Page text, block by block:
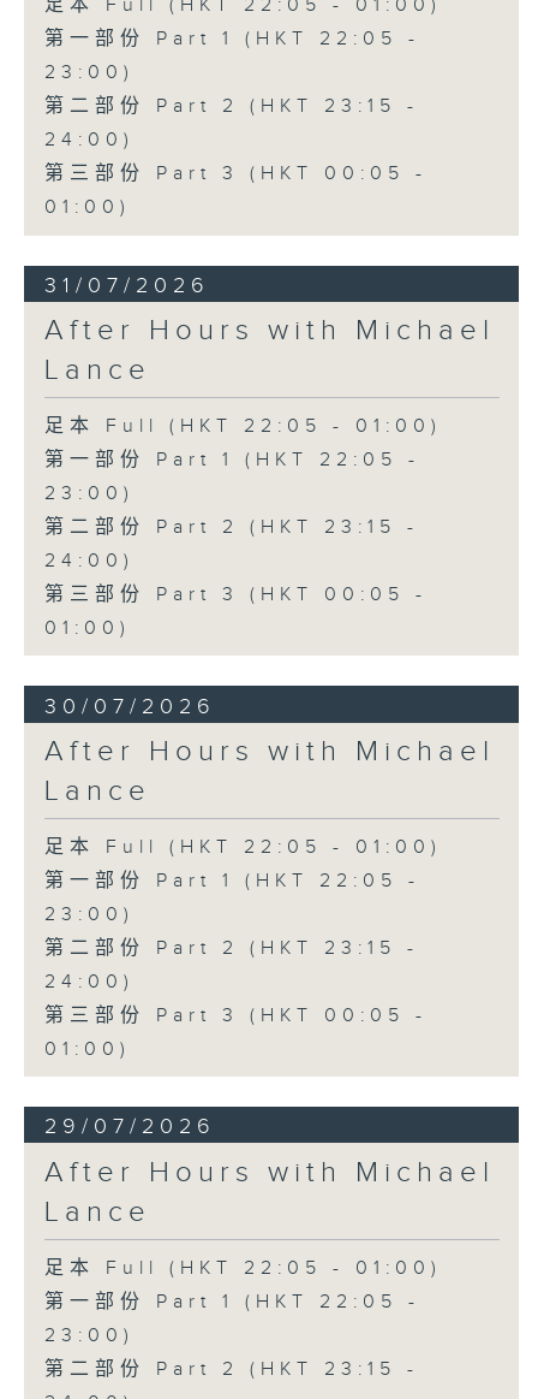
足本 Full (HKT 22:05 - 01:00)
第一部份 Part 1 (HKT 22:05 -
23:00)
第二部份 Part 2 (HKT 23:15 -
24:00)
第三部份 Part 3 (HKT 00:05 -
01:00)
31/07/2026
After Hours with Michael
Lance
足本 Full (HKT 22:05 - 01:00)
第一部份 Part 1 (HKT 22:05 -
23:00)
第二部份 Part 2 (HKT 23:15 -
24:00)
第三部份 Part 3 (HKT 00:05 -
01:00)
30/07/2026
After Hours with Michael
Lance
足本 Full (HKT 22:05 - 01:00)
第一部份 Part 1 (HKT 22:05 -
23:00)
第二部份 Part 2 (HKT 23:15 -
24:00)
第三部份 Part 3 (HKT 00:05 -
01:00)
29/07/2026
After Hours with Michael
Lance
足本 Full (HKT 22:05 - 01:00)
第一部份 Part 1 (HKT 22:05 -
23:00)
第二部份 Part 2 (HKT 23:15 -